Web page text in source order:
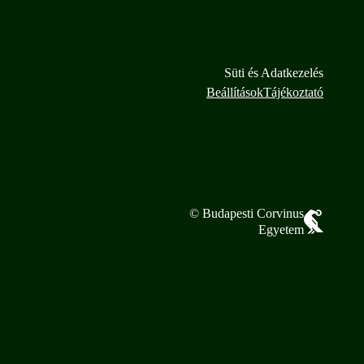
Süti és Adatkezelés
BeállításokTájékoztató
© Budapesti Corvinus
Egyetem